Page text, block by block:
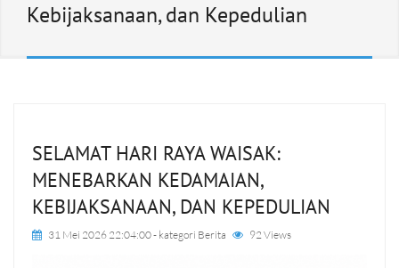
Kebijaksanaan, dan Kepedulian
SELAMAT HARI RAYA WAISAK:
MENEBARKAN KEDAMAIAN,
KEBIJAKSANAAN, DAN KEPEDULIAN
31 Mei 2026 22:04:00- kategori Berita 92 Views